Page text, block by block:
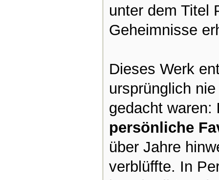
unter dem Titel
Geheimnisse
Dieses Werk
ursprünglich
gedacht waren:
persönliche
über Jahre
verblüffte. In